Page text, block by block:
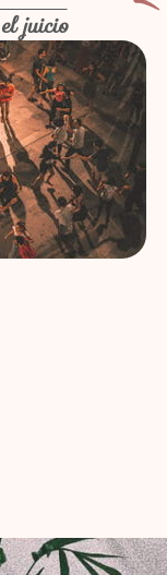
juicio